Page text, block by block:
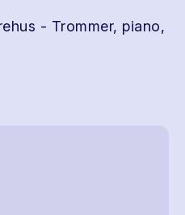
- Trommer, piano,